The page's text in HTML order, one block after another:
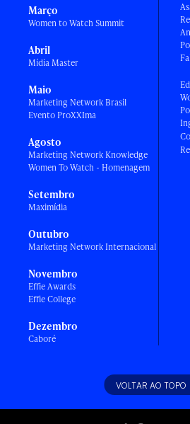
Março
Women to Watch Summit
Abril
Mídia Master
Maio
Marketing Network Brasil
Evento ProXXIma
Agosto
Marketing Network Knowledge
Women To Watch - Homenagem
Setembro
Maximídia
Outubro
Marketing Network Internacional
Novembro
Effie Awards
Effie College
Dezembro
Caboré
VOLTAR AO TOPO